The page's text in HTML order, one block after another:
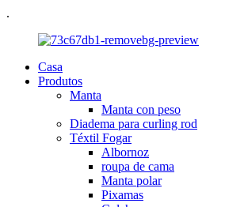
.
Casa
Produtos
Manta
Manta con peso
Diadema para curling rod
Téxtil Fogar
Albornoz
roupa de cama
Manta polar
Pixamas